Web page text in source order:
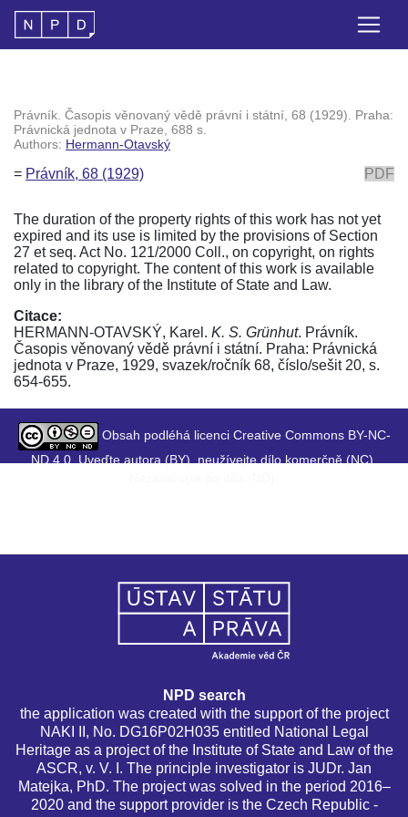
Právník. Časopis věnovaný vědě právní i státní, 68 (1929). Praha:
Právnická jednota v Praze, 688 s.
Authors: Hermann-Otavský
= Právník, 68 (1929) PDF
The duration of the property rights of this work has not yet
expired and its use is limited by the provisions of Section
27 et seq. Act No. 121/2000 Coll., on copyright, on rights
related to copyright. The content of this work is available
only in the library of the Institute of State and Law.
Citace:
HERMANN-OTAVSKÝ, Karel. K. S. Grünhut. Právník.
Časopis věnovaný vědě právní i státní. Praha: Právnická
jednota v Praze, 1929, svazek/ročník 68, číslo/sešit 20, s.
654-655.
Obsah podléhá licenci Creative Commons BY-NC-
ND 4.0. Uveďte autora (BY), neužívejte dílo komerčně (NC),
NPD search
the application was created with the support of the project
NAKI II, No. DG16P02H035 entitled National Legal
Heritage as a project of the Institute of State and Law of the
ASCR, v. V. I. The principle investigator is JUDr. Jan
Matejka, PhD. The project was solved in the period 2016–
2020 and the support provider is the Czech Republic -